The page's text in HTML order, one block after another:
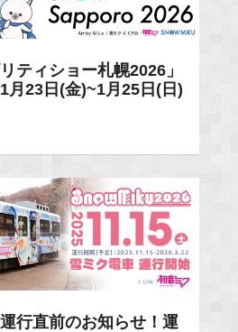
ティショー札幌2026」
月23日(金)~1月25日(日)
行直前のお知らせ！運